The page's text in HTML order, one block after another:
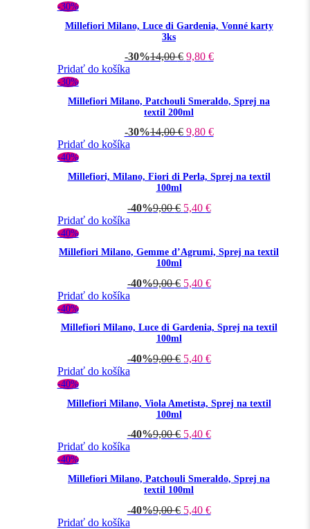
-30%
Millefiori Milano, Luce di Gardenia, Vonné karty
3ks
-30%14,00€ 9,80 €
Pridať do košíka
-30%
Millefiori Milano, Patchouli Smeraldo, Sprej na
textil 200ml
-30%14,00€ 9,80 €
Pridať do košíka
-40%
Millefiori, Milano, Fiori di Perla, Sprej na textil
100ml
-40%9,00€ 5,40 €
Pridať do košíka
-40%
Millefiori Milano, Gemme d’Agrumi, Sprej na textil
100ml
-40%9,00€ 5,40 €
Pridať do košíka
-40%
Millefiori Milano, Luce di Gardenia, Sprej na textil
100ml
-40%9,00€ 5,40 €
Pridať do košíka
-40%
Millefiori Milano, Viola Ametista, Sprej na textil
100ml
-40%9,00€ 5,40 €
Pridať do košíka
-40%
Millefiori Milano, Patchouli Smeraldo, Sprej na
textil 100ml
-40%9,00€ 5,40 €
Pridať do košíka